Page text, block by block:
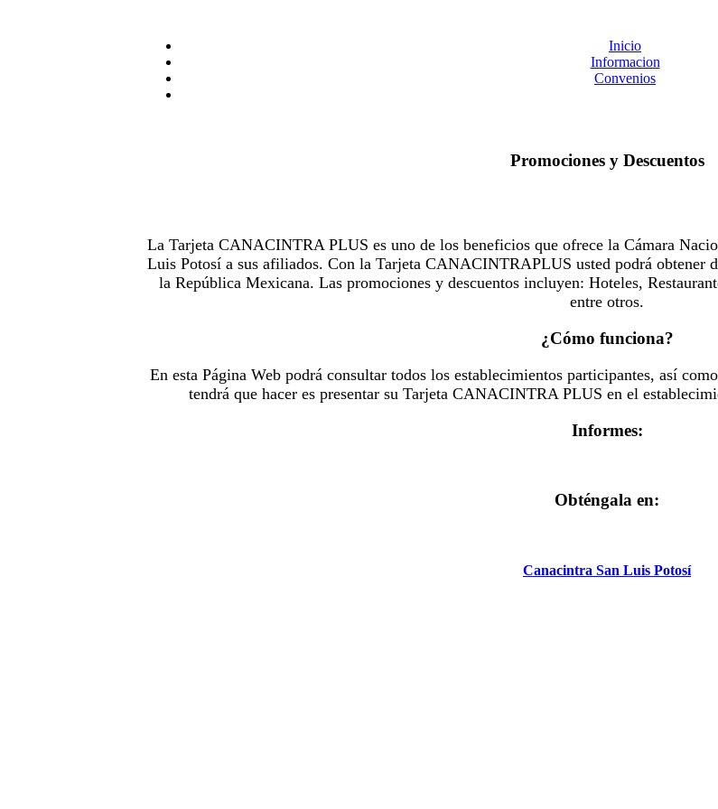
Inicio
Informacion
Convenios
Promociones y Descuentos
La Tarjeta CANACINTRA PLUS es uno de los beneficios que ofrece la Cámara
Luis Potosí a sus afiliados. Con la Tarjeta CANACINTRAPLUS usted podrá obtener
la República Mexicana. Las promociones y descuentos incluyen: Hoteles,
entre otros.
¿Cómo funciona?
En esta Página Web podrá consultar todos los establecimientos participantes, así
tendrá que hacer es presentar su Tarjeta CANACINTRA PLUS en el
Informes:
Obténgala en:
Canacintra San Luis Potosí